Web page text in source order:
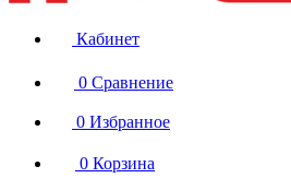
Кабинет
0 Сравнение
0 Избранное
0 Корзина